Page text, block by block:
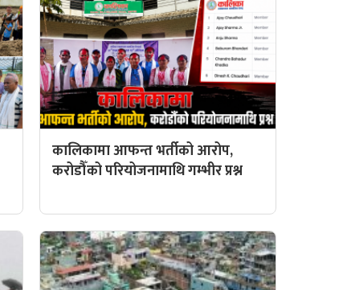
कालिकामा आफन्त भर्तीको आरोप,
करोडौँको परियोजनामाथि गम्भीर प्रश्न